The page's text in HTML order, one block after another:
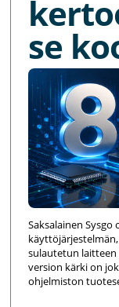
se
Saksalainen Sysgo
sulautetun
version kärki on
ohjelmiston